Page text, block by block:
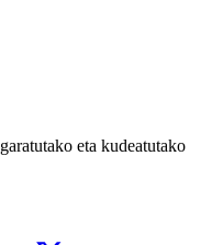
garatutako eta kudeatutako